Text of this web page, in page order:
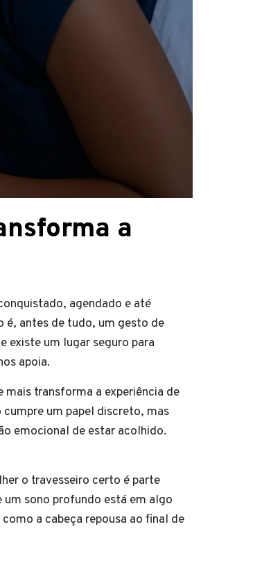
a
agendado e até
é, antes de tudo, um gesto de
existe um lugar seguro para
apoia.
mais transforma a experiência de
um papel discreto, mas
emocional de estar acolhido.
o travesseiro certo é parte
sono profundo está em algo
a cabeça repousa ao final de